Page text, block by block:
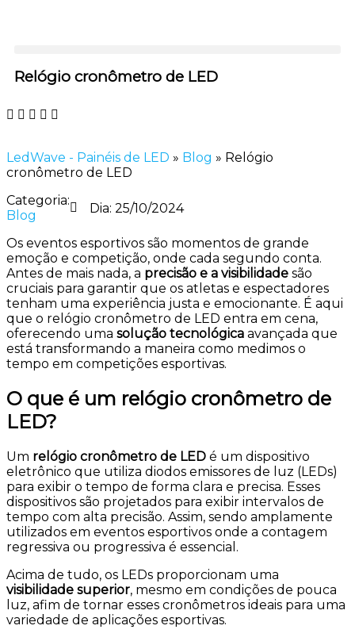
Relógio cronômetro de LED
LedWave - Painéis de LED » Blog » Relógio
cronômetro de LED
Categoria:
Blog
Dia: 25/10/2024
Os eventos esportivos são momentos de grande
emoção e competição, onde cada segundo conta.
Antes de mais nada, a precisão e a visibilidade são
cruciais para garantir que os atletas e espectadores
tenham uma experiência justa e emocionante. É aqui
que o relógio cronômetro de LED entra em cena,
oferecendo uma solução tecnológica avançada que
está transformando a maneira como medimos o
tempo em competições esportivas.
O que é um relógio cronômetro de
LED?
Um relógio cronômetro de LED é um dispositivo
eletrônico que utiliza diodos emissores de luz (LEDs)
para exibir o tempo de forma clara e precisa. Esses
dispositivos são projetados para exibir intervalos de
tempo com alta precisão. Assim, sendo amplamente
utilizados em eventos esportivos onde a contagem
regressiva ou progressiva é essencial.
Acima de tudo, os LEDs proporcionam uma
visibilidade superior, mesmo em condições de pouca
luz, afim de tornar esses cronômetros ideais para uma
variedade de aplicações esportivas.